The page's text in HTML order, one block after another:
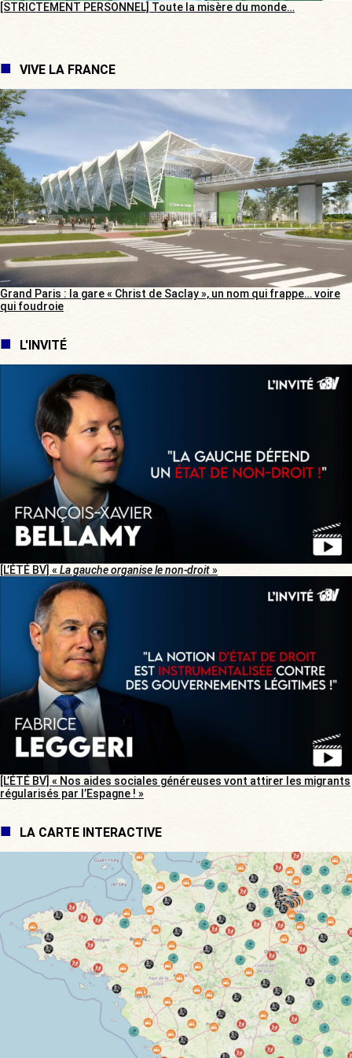
[STRICTEMENT PERSONNEL] Toute la misère du monde…
VIVE LA FRANCE
Grand Paris : la gare « Christ de Saclay », un nom qui frappe… voire
qui foudroie
L'INVITÉ
[L’ÉTÉ BV] « La gauche organise le non-droit»
[L’ÉTÉ BV] « Nos aides sociales généreuses vont attirer les migrants
régularisés par l’Espagne ! »
LA CARTE INTERACTIVE